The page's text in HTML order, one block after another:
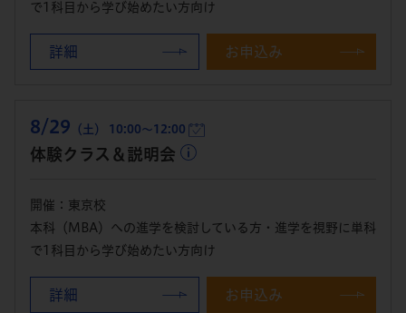
で1科目から学び始めたい方向け
詳細 お申込み
8/29 （土） 10:00～12:00
体験クラス＆説明会
開催：東京校
本科（MBA）への進学を検討している方・進学を視野に単科
で1科目から学び始めたい方向け
詳細 お申込み